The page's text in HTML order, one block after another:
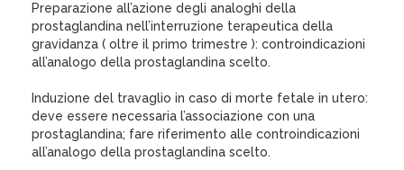
Preparazione all’azione degli analoghi della
prostaglandina nell’interruzione terapeutica della
gravidanza ( oltre il primo trimestre ): controindicazioni
all’analogo della prostaglandina scelto.
Induzione del travaglio in caso di morte fetale in utero:
deve essere necessaria l’associazione con una
prostaglandina; fare riferimento alle controindicazioni
all’analogo della prostaglandina scelto.